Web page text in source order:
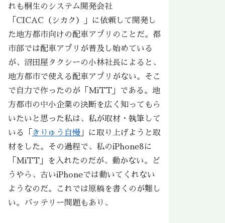
れも桐生のシステム開発会社
「CICAC（シカク）」に依頼して開発し
た地方都市向けの配車アプリのことだ。都
市部では配車アプリが普及し始めている
が、沼田屋タクシーの小林社長によると、
地方都市で使える配車アプリがない。そこ
で自力で作ったのが「MiTT」である。地
方都市の中小企業の決断を広く知ってもら
いたいと思った私は、私が取材・執筆して
いる「 きりゅう自慢 」に取り上げようと取
材をした。その過程で、私のiPhone8に
「MiTT」を入れたのだが、動かない。ど
うやら、古いiPhoneでは動いてくれない
ようなのだ。これでは原稿を書くのが難し
い。バッテリー問題もあり、